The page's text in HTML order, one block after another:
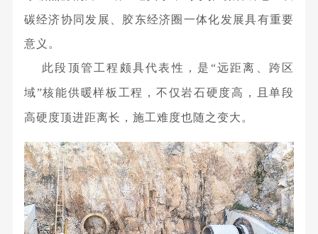
碳经济协同发展、胶东经济圈一体化发展具有重要
意义。
此段顶管工程颇具代表性， 是 “远距离、跨区
域”核能供暖样板工程， 不仅岩石硬度高，且单段
高硬度顶进距离长，施工难度也随之变大。